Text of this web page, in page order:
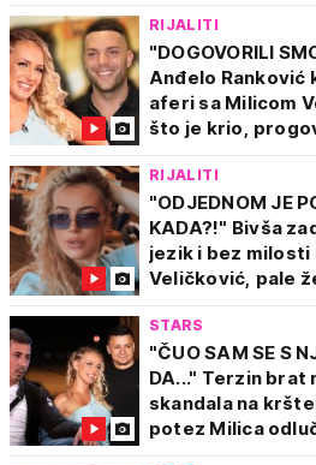
RIJALITI
"DOGOVORILI
Anđelo Ranković
aferi sa Milicom
što je krio,
RIJALITI
"ODJEDNOM JE
KADA?!" Bivša
jezik i bez milosti
Veličković, pale
STARS
"ČUO SAM SE S
DA..." Terzin brat
skandala na
potez Milica